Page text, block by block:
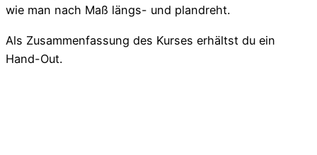
wie man nach Maß längs- und plandreht.
Als Zusammenfassung des Kurses erhältst du ein
Hand-Out.